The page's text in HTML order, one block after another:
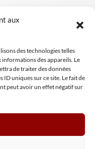
aux
des technologies telles
des appareils. Le
de traiter des données
uniques sur ce site. Le fait de
peut avoir un effet négatif sur